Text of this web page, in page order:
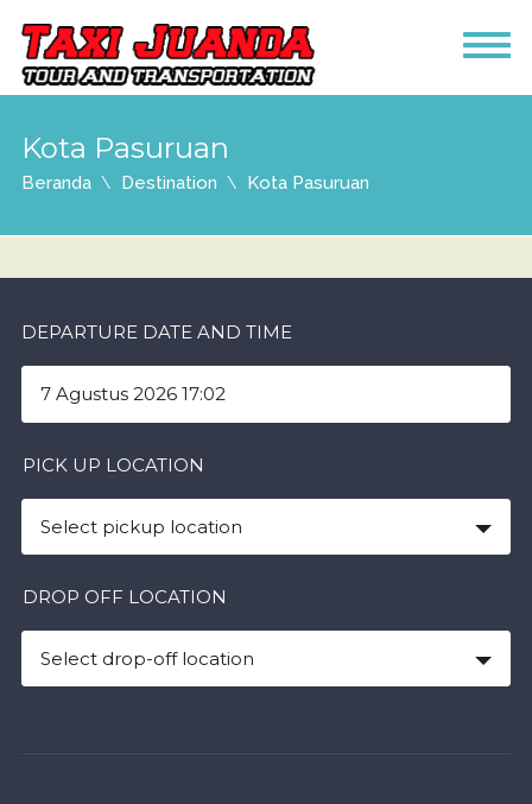
Kota Pasuruan
Beranda Destination Kota Pasuruan
DEPARTURE DATE AND TIME
PICK UP LOCATION
Select pickup location
DROP OFF LOCATION
Select drop-off location